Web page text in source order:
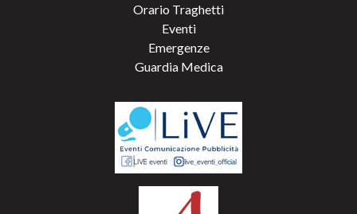
Orario Traghetti
Eventi
Emergenze
Guardia Medica